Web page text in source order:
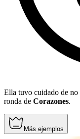
Ella tuvo cuidado de no
ronda de Corazones.
Más ejemplos